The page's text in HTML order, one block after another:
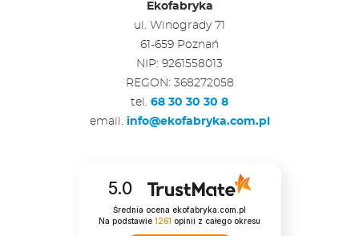
Ekofabryka
ul. Winogrady 71
61-659 Poznań
NIP: 9261558013
REGON: 368272058
tel. 68 30 30 30 8
email. info@ekofabryka.com.pl
5.0
Średnia ocena ekofabryka.com.pl
Na podstawie 1261 opinii z całego okresu